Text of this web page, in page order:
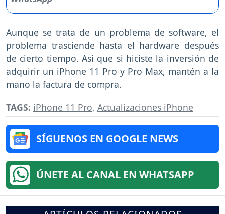
Aunque se trata de un problema de software, el
problema trasciende hasta el hardware después
de cierto tiempo. Asi que si hiciste la inversión de
adquirir un iPhone 11 Pro y Pro Max, mantén a la
mano la factura de compra.
TAGS: iPhone 11 Pro, Actualizaciones iPhone
SÍGUENOS EN GOOGLE NEWS
ÚNETE AL CANAL EN WHATSAPP